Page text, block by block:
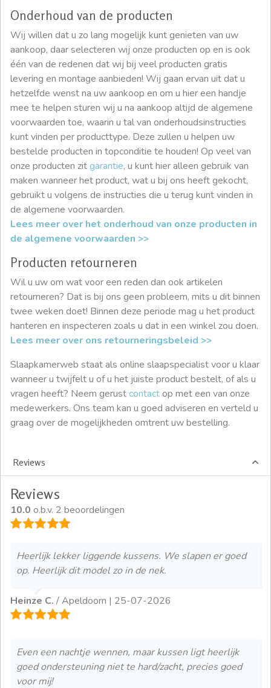
Onderhoud van de producten
Wij willen dat u zo lang mogelijk kunt genieten van uw
aankoop, daar selecteren wij onze producten op en is ook
één van de redenen dat wij bij veel producten gratis
levering en montage aanbieden! Wij gaan ervan uit dat u
hetzelfde wenst na uw aankoop en om u hier een handje
mee te helpen sturen wij u na aankoop altijd de algemene
voorwaarden toe, waarin u tal van onderhoudsinstructies
kunt vinden per producttype. Deze zullen u helpen uw
bestelde producten in topconditie te houden! Op veel van
onze producten zitgarantie, u kunt hier alleen gebruik van
maken wanneer het product, wat u bij ons heeft gekocht,
gebruikt u volgens de instructies die u terug kunt vinden in
de algemene voorwaarden.
Lees meer over het onderhoud van onze producten in
de algemene voorwaarden >>
Producten retourneren
Wil u uw om wat voor een reden dan ook artikelen
retourneren? Dat is bij ons geen probleem, mits u dit binnen
twee weken doet! Binnen deze periode mag u het product
hanteren en inspecteren zoals u dat in een winkel zou doen.
Lees meer over ons retourneringsbeleid >>
Slaapkamerweb staat als online slaapspecialist voor u klaar
wanneer u twijfelt u of u het juiste product bestelt, of als u
vragen heeft? Neem gerustcontactop met een van onze
medewerkers. Ons team kan u goed adviseren en verteld u
graag over de mogelijkheden omtrent uw bestelling.
Reviews
Reviews
10.0 o.b.v. 2 beoordelingen
Heerlijk lekker liggende kussens. We slapen er goed
op. Heerlijk dit model zo in de nek.
Heinze C. / Apeldoorn | 25-07-2026
Even een nachtje wennen, maar kussen ligt heerlijk
goed ondersteuning niet te hard/zacht, precies goed
voor mij!